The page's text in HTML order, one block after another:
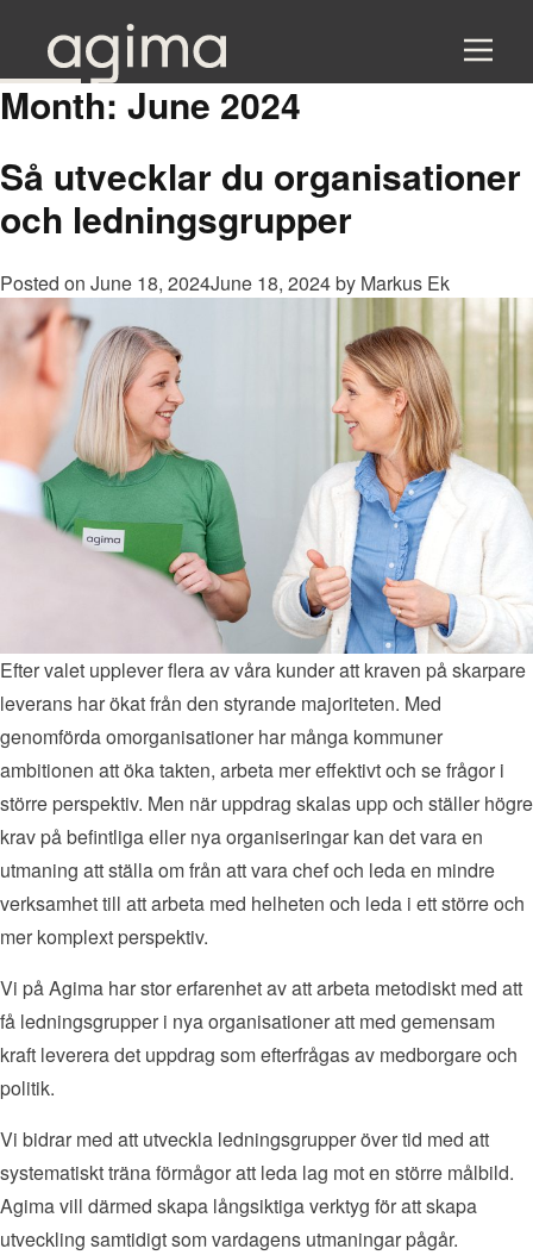
Month: June 2024
Så utvecklar du organisationer
och ledningsgrupper
Posted on June 18, 2024June 18, 2024by Markus Ek
Efter valet upplever flera av våra kunder att kraven på skarpare
leverans har ökat från den styrande majoriteten. Med
genomförda omorganisationer har många kommuner
ambitionen att öka takten, arbeta mer effektivt och se frågor i
större perspektiv. Men när uppdrag skalas upp och ställer högre
krav på befintliga eller nya organiseringar kan det vara en
utmaning att ställa om från att vara chef och leda en mindre
verksamhet till att arbeta med helheten och leda i ett större och
mer komplext perspektiv.
Vi på Agima har stor erfarenhet av att arbeta metodiskt med att
få ledningsgrupper i nya organisationer att med gemensam
kraft leverera det uppdrag som efterfrågas av medborgare och
politik.
Vi bidrar med att utveckla ledningsgrupper över tid med att
systematiskt träna förmågor att leda lag mot en större målbild.
Agima vill därmed skapa långsiktiga verktyg för att skapa
utveckling samtidigt som vardagens utmaningar pågår.